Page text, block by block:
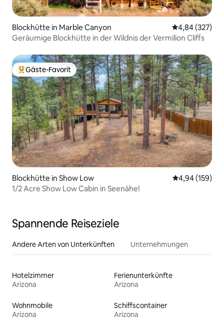
Blockhütte in Marble Canyon
4,84 (327)
Geräumige Blockhütte in der Wildnis der Vermilion Cliffs
Beliebter Gäste-Favorit.
Gäste-Favorit
Blockhütte in Show Low
4,94 (159)
1/2 Acre Show Low Cabin in Seenähe!
Spannende Reiseziele
Andere Arten von Unterkünften Unternehmungen
Hotelzimmer
Arizona
Ferienunterkünfte
Arizona
Wohnmobile
Arizona
Schiffscontainer
Arizona